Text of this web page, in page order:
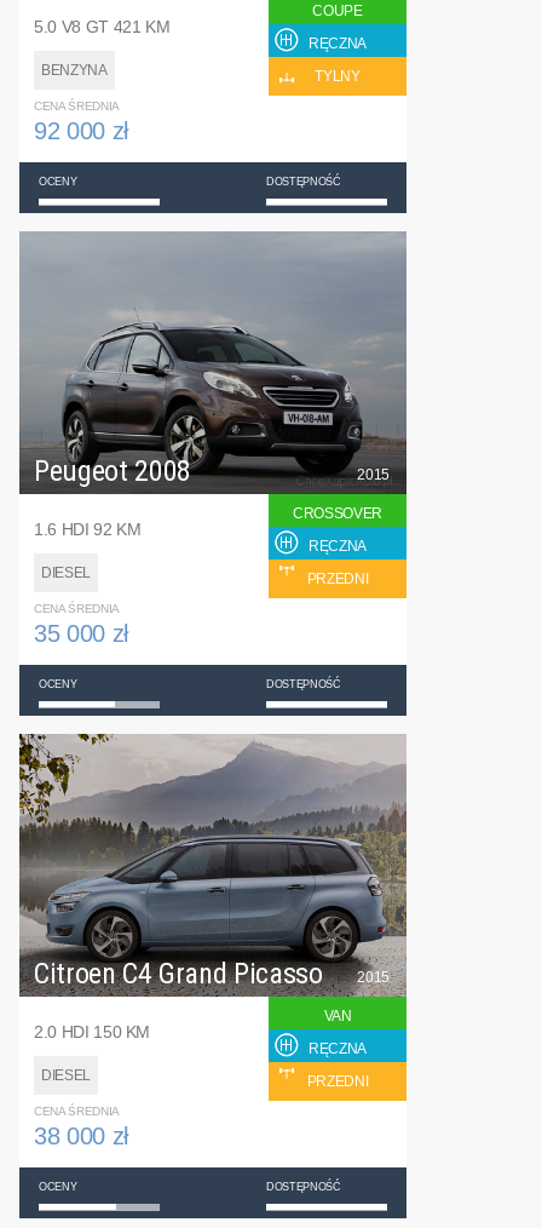
5.0 V8 GT 421 KM
BENZYNA
COUPE
RĘCZNA
TYLNY
CENA ŚREDNIA
92 000 zł
OCENY DOSTĘPNOŚĆ
Peugeot 2008
1.6 HDI 92 KM
DIESEL
2015
CROSSOVER
RĘCZNA
PRZEDNI
CENA ŚREDNIA
35 000 zł
OCENY DOSTĘPNOŚĆ
Citroen C4 Grand Picasso
2.0 HDI 150 KM
DIESEL
2015
VAN
RĘCZNA
PRZEDNI
CENA ŚREDNIA
38 000 zł
OCENY DOSTĘPNOŚĆ